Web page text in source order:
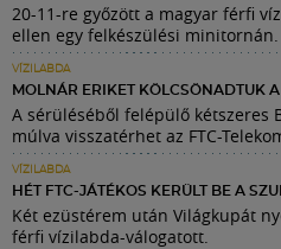
20-11-re győzött a magyar férfi
ellen egy felkészülési minitornán.
VÍZILABDA
MOLNÁR ERIKET KÖLCSÖNADTUK
A sérüléséből felépülő kétszeres
múlva visszatérhet az FTC-
VÍZILABDA
HÉT FTC-JÁTÉKOS KERÜLT BE A
Két ezüstérem után Világkupát
férfi vízilabda-válogatott.